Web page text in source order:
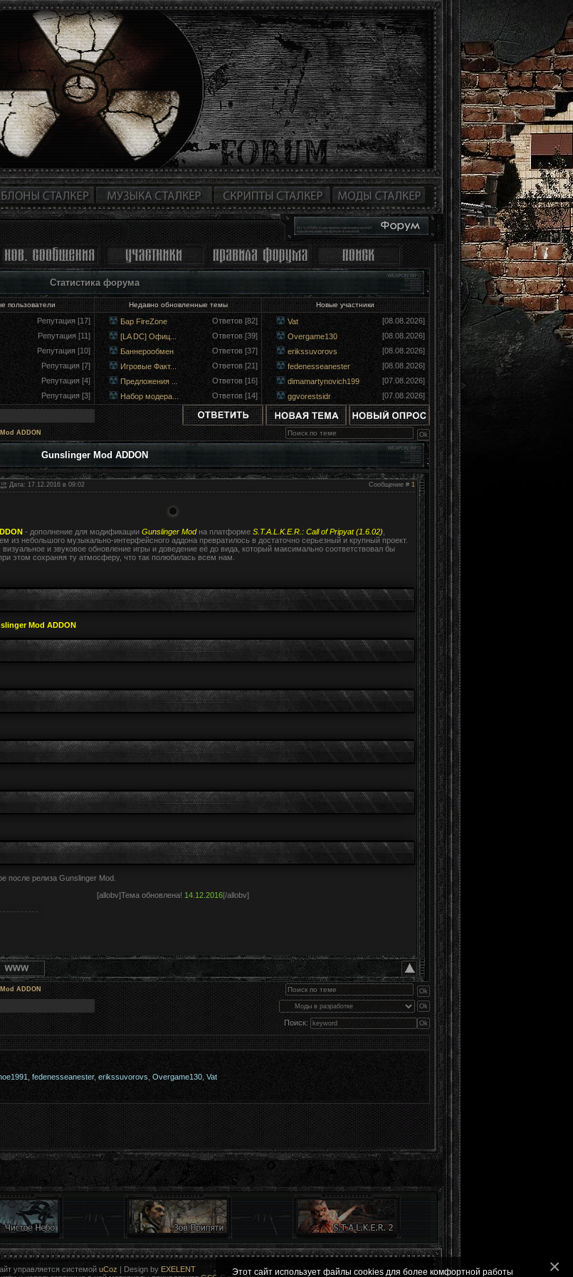
Статистика форума
пользователи Недавно обновленные темы Новые участники
Репутация [17]
Репутация [11]
Репутация [10]
Репутация [7]
Репутация [4]
Репутация [3]
Бар FireZone
Ответов [82]
[LA DC] Офиц...
Ответов [39]
Баннерообмен
Ответов [37]
Игровые Факт...
Ответов [21]
Предложения ...
Ответов [16]
Набор модера...
Ответов [14]
Vat
[08.08.2026]
Overgame130
[08.08.2026]
erikssuvorovs
[08.08.2026]
fedenesseanester
[08.08.2026]
dimamartynovich199
[07.08.2026]
ggvorestsidr
[07.08.2026]
ADDON
Gunslinger Mod ADDON
Сообщение # 1
Дата: 17.12.2016 в 09:02
- дополнение для модификации Gunslinger Modна платформе S.T.A.L.K.E.R.: Call of Pripyat (1.6.02)
из небольшого музыкально-интерфейсного аддона превратилось в достаточно серьезный и крупный проект.
и звуковое обновление игры и доведение её до вида, который максимально соответствовал бы
этом сохраняя ту атмосферу, что так полюбилась всем нам.
Mod ADDON
после релиза Gunslinger Mod.
[allobv]Тема обновлена! 14.12.2016[/allobv]
ADDON
Поиск:
fedenesseanester, erikssuvorovs Overgame130 Vat
управляется системой uCoz | Design by EXELENT
Этот сайт использует файлы cookies для более комфортной работы